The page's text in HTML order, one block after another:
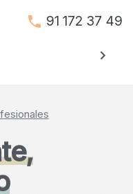
91 172 37 49